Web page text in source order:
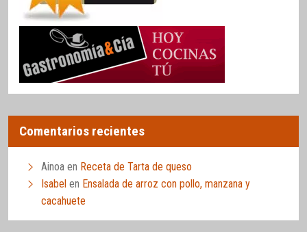
Comentarios recientes
Ainoa en Receta de Tarta de queso
Isabel en Ensalada de arroz con pollo, manzana y
cacahuete